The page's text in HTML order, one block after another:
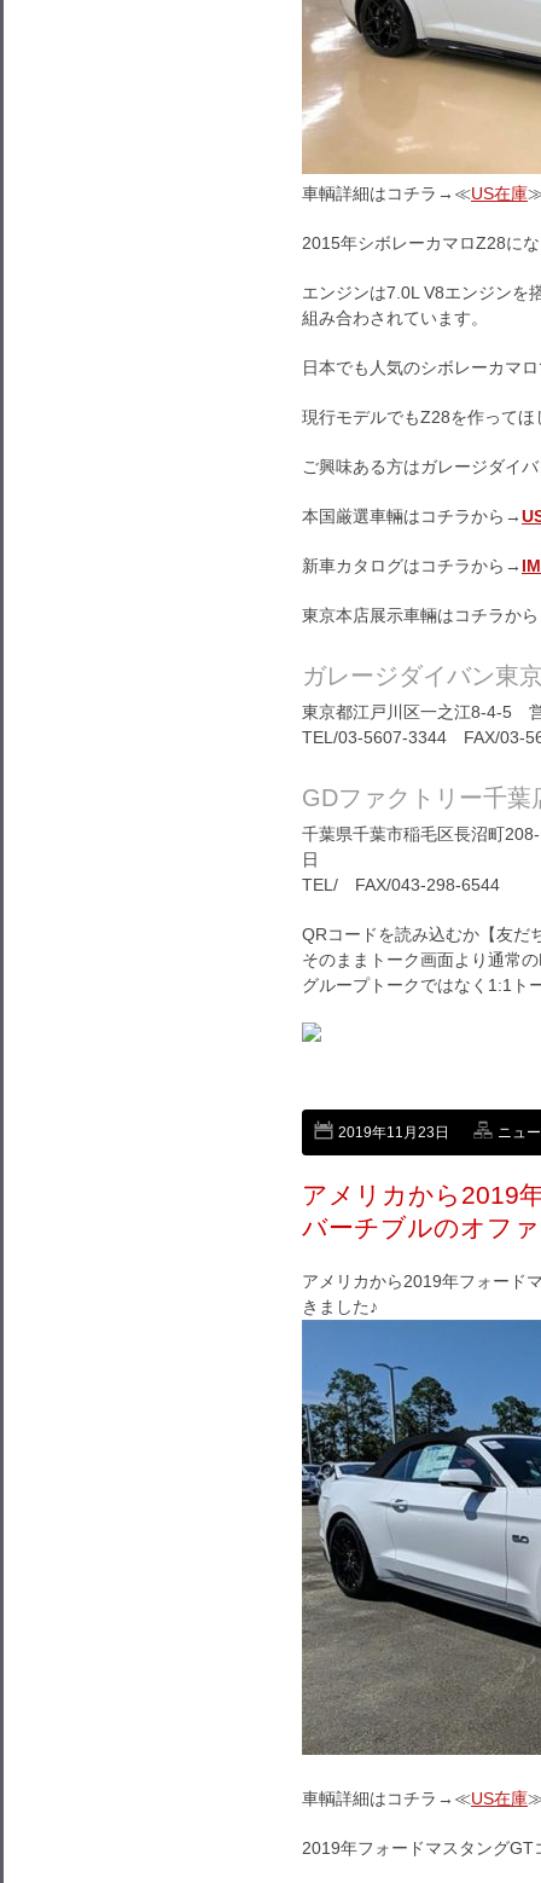
車輌詳細はコチラ→≪US在庫
2015年シボレーカマロZ28に
エンジンは7.0L V8エンジンを
組み合わされています。
日本でも人気のシボレーカマ
現行モデルでもZ28を作ってほ
ご興味ある方はガレージダイ
本国厳選車輛はコチラから→
新車カタログはコチラから→
東京本店展示車輛はコチラか
ガレージダイバン東
東京都江戸川区一之江8-4-5
TEL/03-5607-3344 FAX/03-
GDファクトリー千葉
千葉県千葉市稲毛区長沼町
日
TEL/ FAX/043-298-6544
QRコードを読み込むか【友だ
そのままトーク画面より通常
グループトークではなく1:1ト
2019年11月23日 ニュ
アメリカから2019
バーチブルのオフ
アメリカから2019年フォード
きました♪
車輌詳細はコチラ→≪US在庫
2019年フォードマスタング